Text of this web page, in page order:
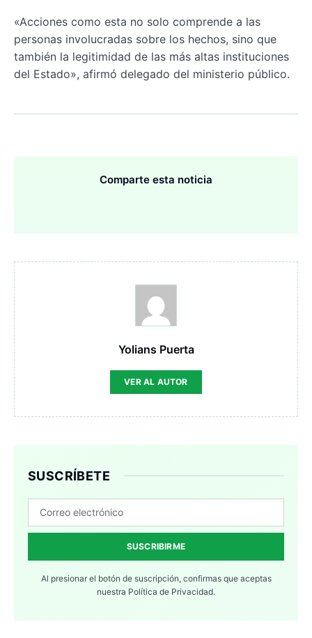
«Acciones como esta no solo comprende a las
personas involucradas sobre los hechos, sino que
también la legitimidad de las más altas instituciones
del Estado», afirmó delegado del ministerio público.
Comparte esta noticia
Yolians Puerta
VER AL AUTOR
SUSCRÍBETE
SUSCRIBIRME
Al presionar el botón de suscripción, confirmas que aceptas
nuestra Política de Privacidad.